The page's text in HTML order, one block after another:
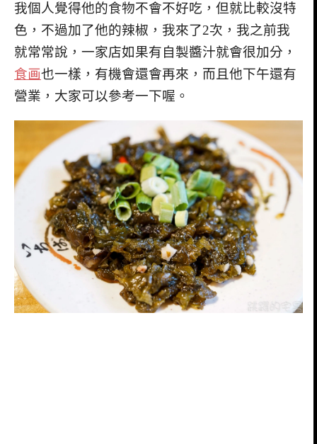
我個人覺得他的食物不會不好吃，但就比較沒特
色，不過加了他的辣椒，我來了2次，我之前我
就常常說，一家店如果有自製醬汁就會很加分，
食画也一樣，有機會還會再來，而且他下午還有
營業，大家可以參考一下喔。